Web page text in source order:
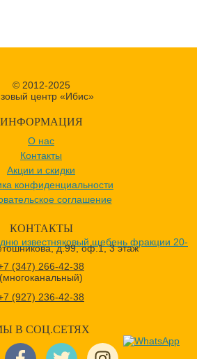
известняковый щебень фракции 20-
© 2012-2025
центр «Ибис»
ИНФОРМАЦИЯ
О нас
Контакты
Акции и скидки
конфиденциальности
соглашение
КОНТАКТЫ
д.99, оф.1, 3 этаж
(347) 266-42-38
(многоканальный)
(927) 236-42-38
В СОЦ.СЕТЯХ